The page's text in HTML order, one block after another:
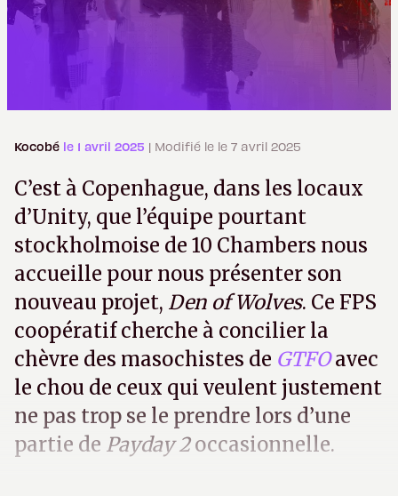
Kocobé le 1 avril 2025 | Modifié le le 7 avril 2025
C’est à Copenhague, dans les locaux
d’Unity, que l’équipe pourtant
stockholmoise de 10 Chambers nous
accueille pour nous présenter son
nouveau projet, Den of Wolves. Ce FPS
coopératif cherche à concilier la
chèvre des masochistes de GTFOavec
le chou de ceux qui veulent justement
ne pas trop se le prendre lors d’une
partie de Payday 2occasionnelle.